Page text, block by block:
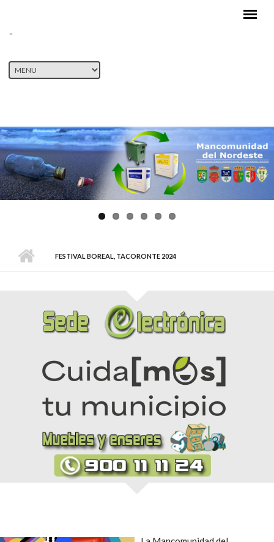
FESTIVAL BOREAL, TACORONTE 2024